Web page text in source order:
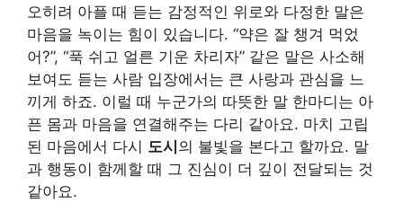
오히려 아플 때 듣는 감정적인 위로와 다정한 말은
마음을 녹이는 힘이 있습니다. “약은 잘 챙겨 먹었
어?”, “푹 쉬고 얼른 기운 차리자” 같은 말은 사소해
보여도 듣는 사람 입장에서는 큰 사랑과 관심을 느
끼게 하죠. 이럴 때 누군가의 따뜻한 말 한마디는 아
픈 몸과 마음을 연결해주는 다리 같아요. 마치 고립
된 마음에서 다시 도시 의 불빛을 본다고 할까요. 말
과 행동이 함께할 때 그 진심이 더 깊이 전달되는 것
같아요.